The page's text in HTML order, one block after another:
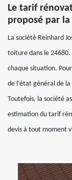
Le tarif
proposé par la
La société Reinhard
toiture dans le 24680.
chaque situation.
de l’état général de
Toutefois, la société
estimation du tarif
devis à tout moment